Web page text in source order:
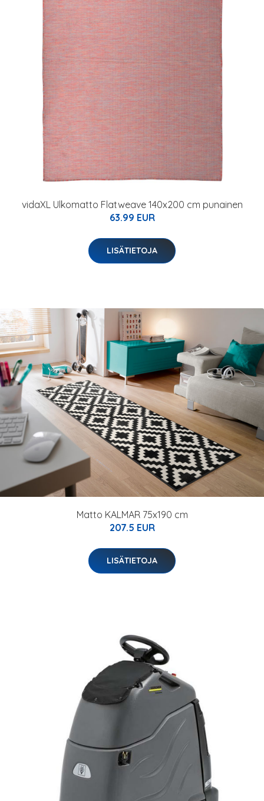
vidaXL Ulkomatto Flatweave 140x200 cm punainen
63.99 EUR
LISÄTIETOJA
Matto KALMAR 75x190 cm
207.5 EUR
LISÄTIETOJA